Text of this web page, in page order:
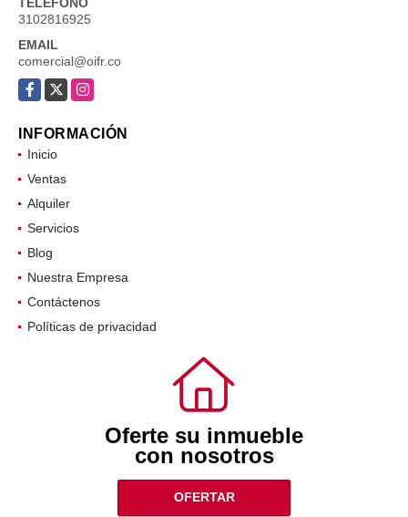
3102816925
EMAIL
comercial@oifr.co
Facebook
X Instagram
INFORMACIÓN
Inicio
Ventas
Alquiler
Servicios
Blog
Nuestra Empresa
Contáctenos
Políticas de privacidad
Oferte su inmueble
con nosotros
OFERTAR